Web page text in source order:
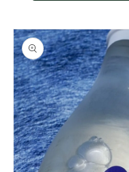
略過產
品資訊